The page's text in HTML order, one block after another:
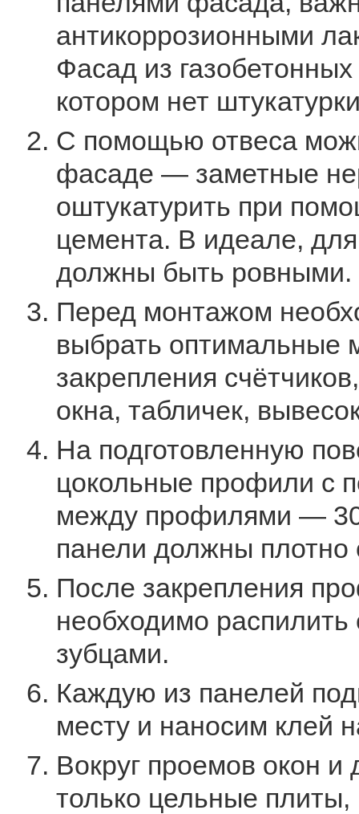
антикоррозионными
Фасад из
котором нет
С помощью отвеса
фасаде — заметные
оштукатурить при
цемента. В идеале,
должны быть ровными.
Перед монтажом
выбрать оптимальные
закрепления
окна, табличек,
На подготовленную
цокольные профили с
между профилями —
панели должны плотно
После закрепления
необходимо
зубцами.
Каждую из панелей
месту и наносим клей
Вокруг проемов окон и
только цельные